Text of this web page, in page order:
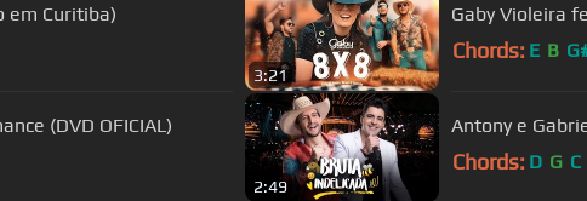
em Curitiba)
3:21
Gaby Violeira
Chords: E B
(DVD OFICIAL)
2:49
Antony e
Chords: D G C